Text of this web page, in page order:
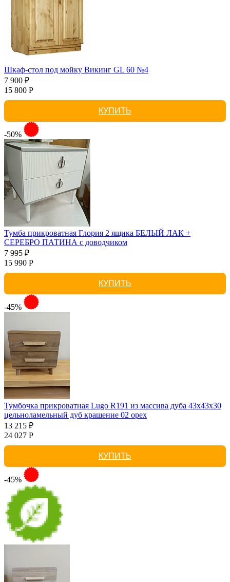
Шкаф-стол под мойку Викинг GL 60 №4
7 900 ₽
15 800 Р
КУПИТЬ
-50%
Тумба прикроватная Глория 2 ящика БЕЛЫЙ ЛАК +
СЕРЕБРО ПАТИНА с доводчиком
7 995 ₽
15 990 Р
КУПИТЬ
-45%
Тумбочка прикроватная Lugo R191 из массива дуба 43х43х30
цельноламельный дуб крашение 02 орех
13 215 ₽
24 027 Р
КУПИТЬ
-45%